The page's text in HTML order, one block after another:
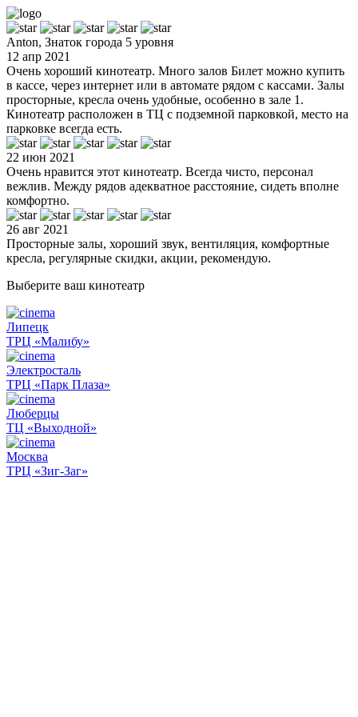
Anton, Знаток города 5 уровня
12 апр 2021
Очень хороший кинотеатр. Много залов Билет можно купить
в кассе, через интернет или в автомате рядом с кассами. Залы
просторные, кресла очень удобные, особенно в зале 1.
Кинотеатр расположен в ТЦ с подземной парковкой, место на
парковке всегда есть.
22 июн 2021
Очень нравится этот кинотеатр. Всегда чисто, персонал
вежлив. Между рядов адекватное расстояние, сидеть вполне
комфортно.
26 авг 2021
Просторные залы, хороший звук, вентиляция, комфортные
кресла, регулярные скидки, акции, рекомендую.
Выберите ваш кинотеатр
Липецк
ТРЦ «Малибу»
Электросталь
ТРЦ «Парк Плаза»
Люберцы
ТЦ «Выходной»
Москва
ТРЦ «Зиг-Заг»